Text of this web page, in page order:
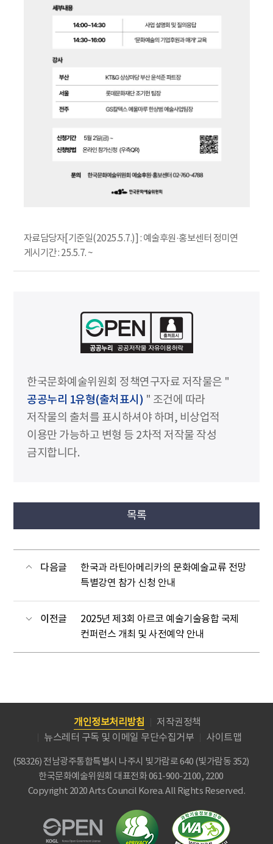
자료담당자[기준일(2025.5.7.)] : 예술후원·홍보센터 정미연
게시기간 : 25.5.7. ~
한국문화예술위원회 정책연구자료 저작물은 "
공공누리 1유형(출처표시) " 조건에 따라
저작물의 출처를 표시하셔야 하며, 비상업적
이용만 가능하고 변형 등 2차적 저작물 작성
금지합니다.
목록
다음글
한국과 라틴아메리카의 문화예술교류 전망
특별강연 참가 신청 안내
이전글
2025년 제3회 아르코 예술기술융합 국제
컨퍼런스 개최 및 사전예약 안내
개인정보처리방침
저작권정책
뉴스레터 구독 및 이메일 무단수집거부
사이트맵
(58326) 전남광주통합특별시 나주시 빛가람로 640 (빛가람동 352)
한국문화예술위원회 대표전화 061-900-2100, 2200
Copyright 2020 Arts Council Korea. All Rights Reserved.